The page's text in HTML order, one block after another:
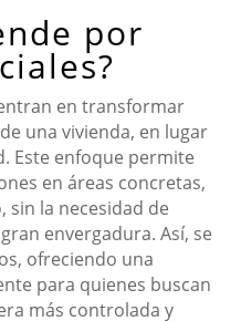
por
en transformar
una vivienda, en lugar
Este enfoque permite
en áreas concretas,
sin la necesidad de
envergadura. Así, se
ofreciendo una
para quienes buscan
más controlada y